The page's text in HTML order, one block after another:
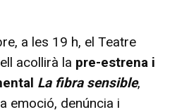
a les 19 h, el Teatre
acollirà la pre-estrena i
La fibra sensible,
emoció, denúncia i